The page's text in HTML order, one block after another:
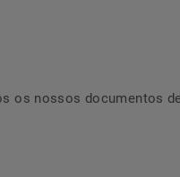
os nossos documentos